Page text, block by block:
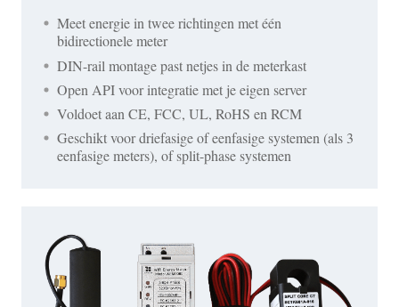
Meet energie in twee richtingen met één
bidirectionele meter
DIN-rail montage past netjes in de meterkast
Open API voor integratie met je eigen server
Voldoet aan CE, FCC, UL, RoHS en RCM
Geschikt voor driefasige of eenfasige systemen (als 3
eenfasige meters), of split-phase systemen